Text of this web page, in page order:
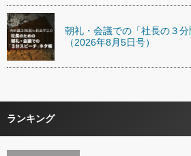
朝礼・会議での「社長の３
（2026年8月5日号）
ランキング